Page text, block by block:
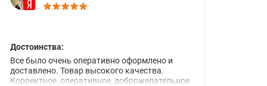
Достоинства:
Все было очень оперативно оформлено и
доставлено. Товар высокого качества.
Корректное, оперативное, доброжелательное